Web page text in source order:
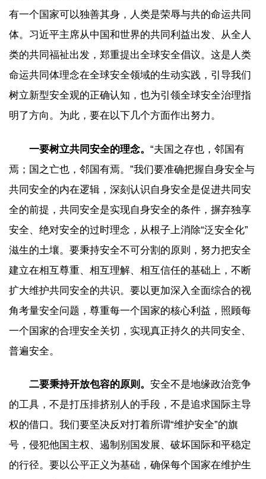
有一个国家可以独善其身，人类是荣辱与共的命运共同
体。习近平主席从中国和世界的共同利益出发、从全人
类的共同福祉出发，郑重提出全球安全倡议。这是人类
命运共同体理念在全球安全领域的生动实践，引导我们
树立新型安全观的正确认知，也为引领全球安全治理指
明了方向。为此，要在以下几个方面作出努力。
一要树立共同安全的理念。 “夫国之存也，邻国有
焉；国之亡也，邻国有焉。”我们要准确把握自身安全与
共同安全的内在逻辑，深刻认识自身安全是促进共同安
全的前提，共同安全是实现自身安全的条件，摒弃独享
安全、绝对安全的过时理念，从根子上消除“泛安全化”
滋生的土壤。要秉持安全不可分割的原则，努力把安全
建立在相互尊重、相互理解、相互信任的基础上，不断
扩大维护共同安全的共识。要以更加深入全面综合的视
角考量安全问题，尊重每一个国家的核心利益，照顾每
一个国家的合理安全关切，实现真正持久的共同安全、
普遍安全。
二要秉持开放包容的原则。 安全不是地缘政治竞争
的工具，不是打压排挤别人的手段，不是追求国际主导
权的借口。我们要坚决反对打着所谓“维护安全”的旗
号，侵犯他国主权、遏制别国发展、破坏国际和平稳定
的行径。要以公平正义为基础，确保每个国家在维护生